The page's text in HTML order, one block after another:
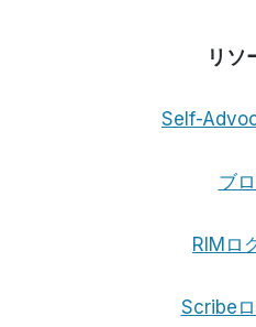
リソ
Self-
ブ
RIMロ
Scribe